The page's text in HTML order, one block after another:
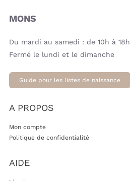
MONS
Du mardi au samedi : de 10h à 18h
Fermé le lundi et le dimanche
Guide pour les listes de naissance
A PROPOS
Mon compte
Politique de confidentialité
AIDE